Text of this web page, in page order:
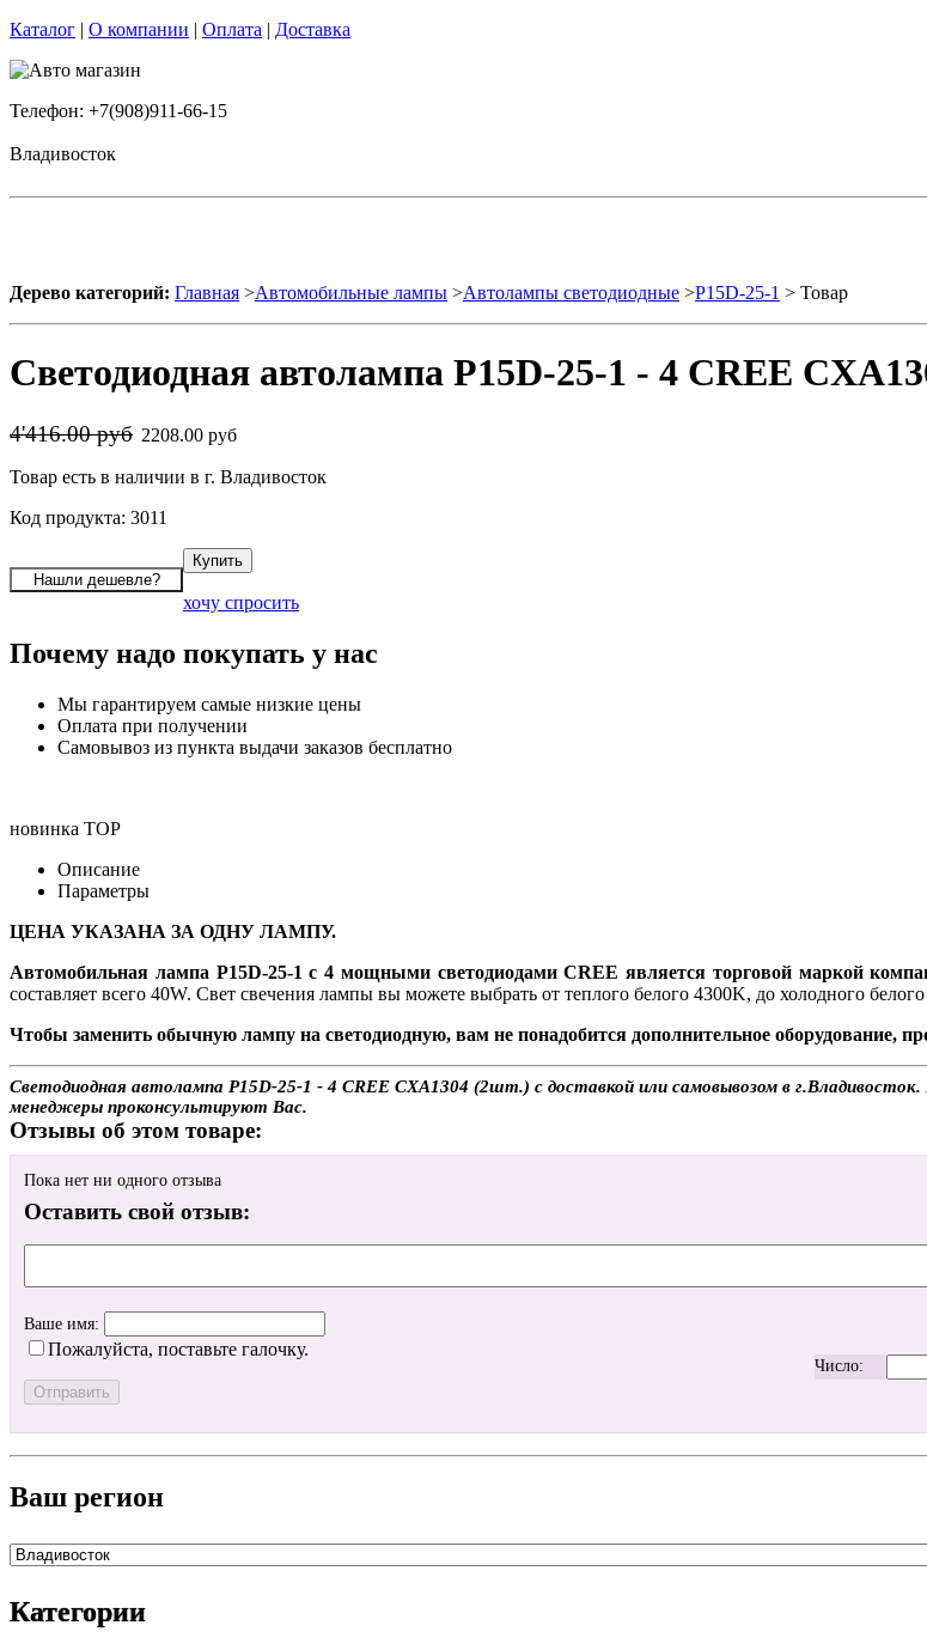
Каталог | О компании | Оплата | Доставка
Телефон: +7(908)911-66-15
Владивосток
Дерево категорий: Главная >Автомобильные лампы >Автолампы светодиодные >P15D-25-1 > Товар
Светодиодная автолампа P15D-25-1 - 4 CREE
4'416.00 руб 2208.00 руб
Товар есть в наличии в г. Владивосток
Код продукта: 3011
хочу спросить
Почему надо покупать у нас
Мы гарантируем самые низкие цены
Оплата при получении
Самовывоз из пункта выдачи заказов бесплатно
новинка TOP
Описание
Параметры
ЦЕНА УКАЗАНА ЗА ОДНУ ЛАМПУ.
Автомобильная лампа P15D-25-1 с 4 мощными светодиодами CREE является торговой маркой
составляет всего 40W. Свет свечения лампы вы можете выбрать от теплого белого 4300K, до холодного
Чтобы заменить обычную лампу на светодиодную, вам не понадобится дополнительное оборудование,
Светодиодная автолампа P15D-25-1 - 4 CREE CXA1304 (2шт.) с доставкой или самовывозом в
менеджеры проконсультируют Вас.
Отзывы об этом товаре:
Пока нет ни одного отзыва
Оставить свой отзыв:
Ваше имя:
Пожалуйста, поставьте галочку.
Число:
Ваш регион
Категории